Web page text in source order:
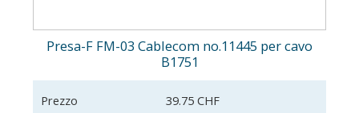
Presa-F FM-03 Cablecom no.11445 per cavo
B1751
Prezzo
39.75 CHF